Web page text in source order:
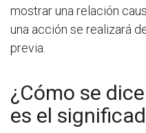
mostrar una relación
una acción se realizará
previa.
¿Cómo se
es el